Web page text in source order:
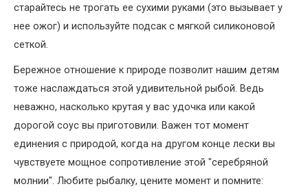
старайтесь не трогать ее сухими руками (это вызывает у
нее ожог) и используйте подсак с мягкой силиконовой
сеткой.
Бережное отношение к природе позволит нашим детям
тоже наслаждаться этой удивительной рыбой. Ведь
неважно, насколько крутая у вас удочка или какой
дорогой соус вы приготовили. Важен тот момент
единения с природой, когда на другом конце лески вы
чувствуете мощное сопротивление этой "серебряной
молнии". Любите рыбалку, цените момент и помните: